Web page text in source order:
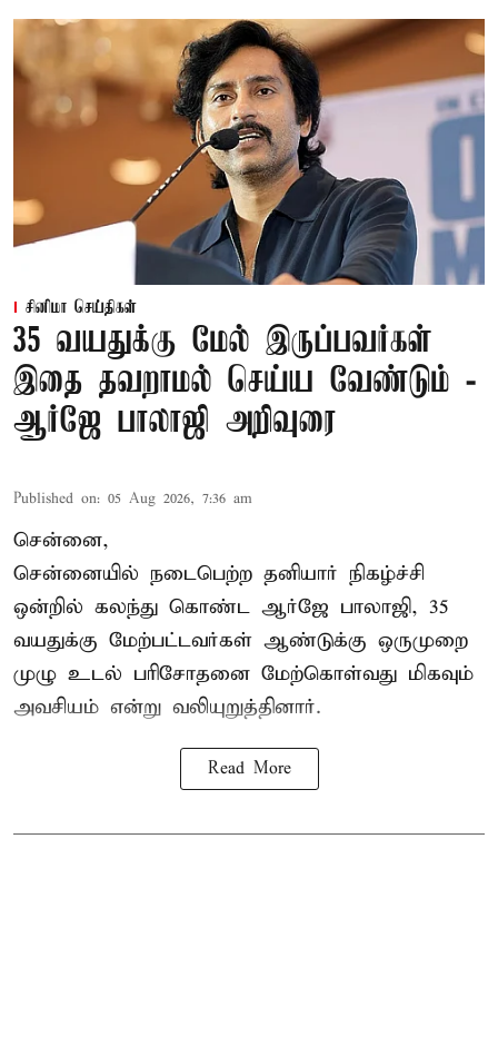
சினிமா செய்திகள்
35 வயதுக்கு மேல் இருப்பவர்கள்
இதை தவறாமல் செய்ய வேண்டும் -
ஆர்ஜே பாலாஜி அறிவுரை
Published on: 05 Aug 2026, 7:36 am
சென்னை,
சென்னையில் நடைபெற்ற தனியார் நிகழ்ச்சி
ஒன்றில் கலந்து கொண்ட ஆர்ஜே பாலாஜி, 35
வயதுக்கு மேற்பட்டவர்கள் ஆண்டுக்கு ஒருமுறை
முழு உடல் பரிசோதனை மேற்கொள்வது மிகவும்
அவசியம் என்று வலியுறுத்தினார்.
Read More